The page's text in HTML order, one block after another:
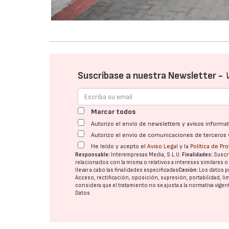
Suscríbase a nuestra Newsletter -
Marcar todos
Autorizo el envío de newsletters y avisos
Autorizo el envío de comunicaciones de
He leído y acepto elAviso Legal y la Política de
Responsable: Interempresas Media, S.L.U. Finalidades:
relacionados con la misma o relativos a intereses similares
llevar a cabo las finalidades especificadasCesión: Los datos
Acceso, rectificación, oposición, supresión, portabilidad,
considera que el tratamiento no se ajusta a la normativa
Datos